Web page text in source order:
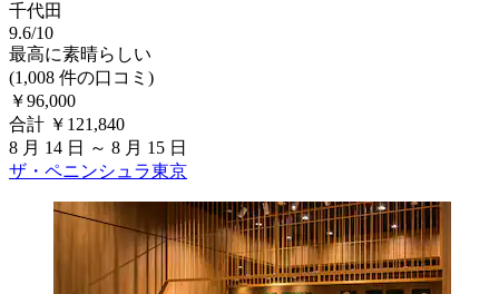
千代田
9.6/10
最高に素晴らしい
(1,008 件の口コミ)
￥96,000
合計 ￥121,840
8 月 14 日 ～ 8 月 15 日
ザ・ペニンシュラ東京